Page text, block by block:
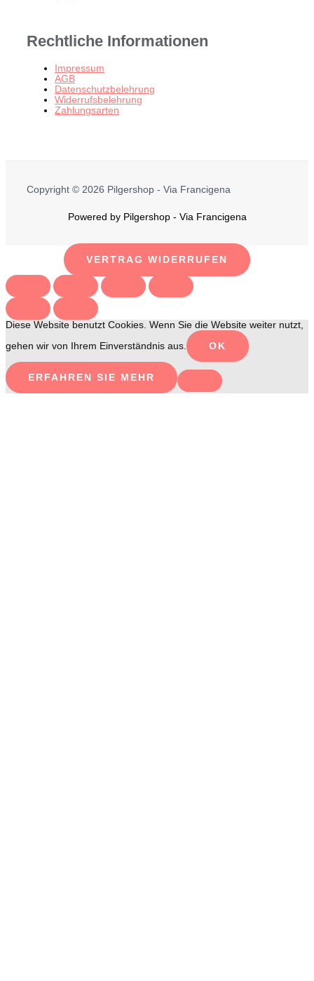
Rechtliche Informationen
Impressum
AGB
Datenschutzbelehrung
Widerrufsbelehrung
Zahlungsarten
Copyright © 2026 Pilgershop - Via Francigena
Powered by Pilgershop - Via Francigena
VERTRAG WIDERRUFEN
Diese Website benutzt Cookies. Wenn Sie die Website weiter nutzt,
gehen wir von Ihrem Einverständnis aus.
OK
ERFAHREN SIE MEHR